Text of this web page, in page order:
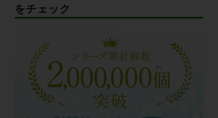
をチェック